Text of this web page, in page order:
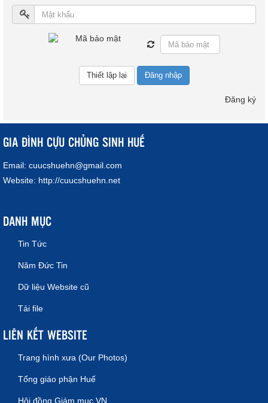
Đăng nhập
Đăng ký
GIA ĐÌNH CỰU CHỦNG SINH HUẾ
Email: cuucshuehn@gmail.com
Website: http://cuucshuehn.net
DANH MỤC
Tin Tức
Năm Đức Tin
Dữ liệu Website cũ
Tải file
LIÊN KẾT WEBSITE
Trang hình xưa (Our Photos)
Tổng giáo phận Huế
Hội đồng Giám mục VN